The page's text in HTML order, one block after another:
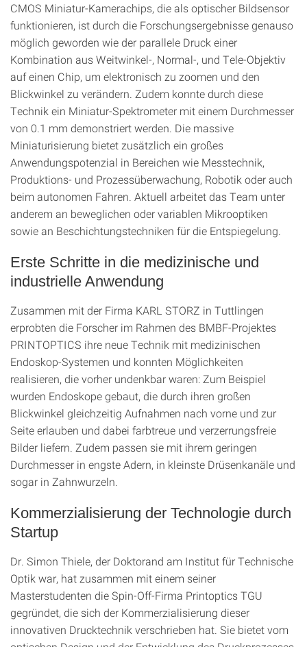
CMOS Miniatur-Kamerachips, die als optischer Bildsensor
funktionieren, ist durch die Forschungsergebnisse genauso
möglich geworden wie der parallele Druck einer
Kombination aus Weitwinkel-, Normal-, und Tele-Objektiv
auf einen Chip, um elektronisch zu zoomen und den
Blickwinkel zu verändern. Zudem konnte durch diese
Technik ein Miniatur-Spektrometer mit einem Durchmesser
von 0.1 mm demonstriert werden. Die massive
Miniaturisierung bietet zusätzlich ein großes
Anwendungspotenzial in Bereichen wie Messtechnik,
Produktions- und Prozessüberwachung, Robotik oder auch
beim autonomen Fahren. Aktuell arbeitet das Team unter
anderem an beweglichen oder variablen Mikrooptiken
sowie an Beschichtungstechniken für die Entspiegelung.
Erste Schritte in die medizinische und
industrielle Anwendung
Zusammen mit der Firma KARL STORZ in Tuttlingen
erprobten die Forscher im Rahmen des BMBF-Projektes
PRINTOPTICS ihre neue Technik mit medizinischen
Endoskop-Systemen und konnten Möglichkeiten
realisieren, die vorher undenkbar waren: Zum Beispiel
wurden Endoskope gebaut, die durch ihren großen
Blickwinkel gleichzeitig Aufnahmen nach vorne und zur
Seite erlauben und dabei farbtreue und verzerrungsfreie
Bilder liefern. Zudem passen sie mit ihrem geringen
Durchmesser in engste Adern, in kleinste Drüsenkanäle und
sogar in Zahnwurzeln.
Kommerzialisierung der Technologie durch
Startup
Dr. Simon Thiele, der Doktorand am Institut für Technische
Optik war, hat zusammen mit einem seiner
Masterstudenten die Spin-Off-Firma Printoptics TGU
gegründet, die sich der Kommerzialisierung dieser
innovativen Drucktechnik verschrieben hat. Sie bietet vom